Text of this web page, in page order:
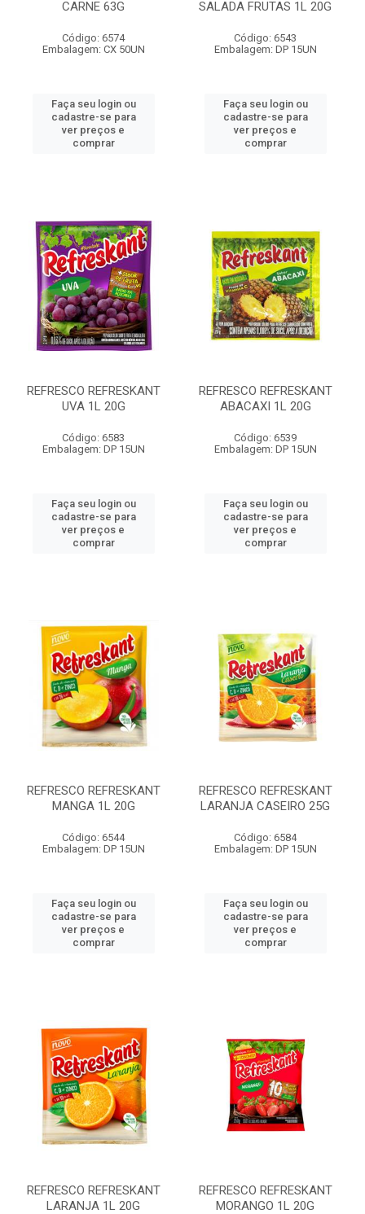
CARNE 63G
Código: 6574
Embalagem: CX 50UN
Faça seu login ou
cadastre-se para
ver preços e
comprar
SALADA FRUTAS 1L 20G
Código: 6543
Embalagem: DP 15UN
Faça seu login ou
cadastre-se para
ver preços e
comprar
REFRESCO REFRESKANT
UVA 1L 20G
Código: 6583
Embalagem: DP 15UN
Faça seu login ou
cadastre-se para
ver preços e
comprar
REFRESCO REFRESKANT
ABACAXI 1L 20G
Código: 6539
Embalagem: DP 15UN
Faça seu login ou
cadastre-se para
ver preços e
comprar
REFRESCO REFRESKANT
MANGA 1L 20G
Código: 6544
Embalagem: DP 15UN
Faça seu login ou
cadastre-se para
ver preços e
comprar
REFRESCO REFRESKANT
LARANJA CASEIRO 25G
Código: 6584
Embalagem: DP 15UN
Faça seu login ou
cadastre-se para
ver preços e
comprar
REFRESCO REFRESKANT
LARANJA 1L 20G
REFRESCO REFRESKANT
MORANGO 1L 20G